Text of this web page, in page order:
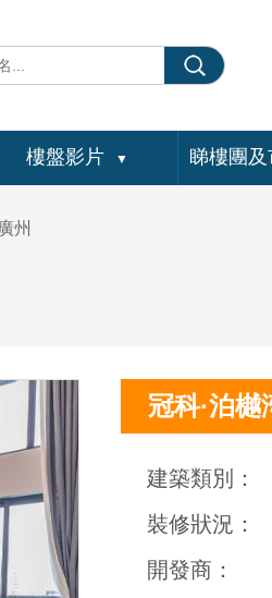
樓盤影片 ▼ 睇樓團
廣州
冠科·泊樾
建築類別：
裝修狀況：
開發商：